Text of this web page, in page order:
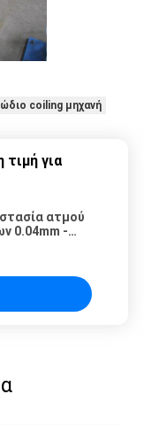
coiling μηχανή
για
ατμού
0.04mm -